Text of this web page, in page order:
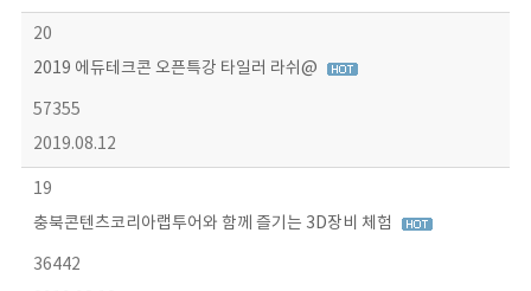
20
2019 에듀테크콘 오픈특강 타일러 라쉬@
57355
2019.08.12
19
충북콘텐츠코리아랩투어와 함께 즐기는 3D장비 체험
36442